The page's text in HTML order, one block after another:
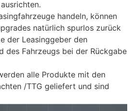
handeln, können
natürlich spurlos zurück
der Leasinggeber den
des Fahrzeugs bei der Rückgabe
alle Produkte mit den
/TTG geliefert und sind